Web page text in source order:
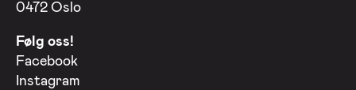
0472 Oslo
Følg oss!
Facebook
Instagram